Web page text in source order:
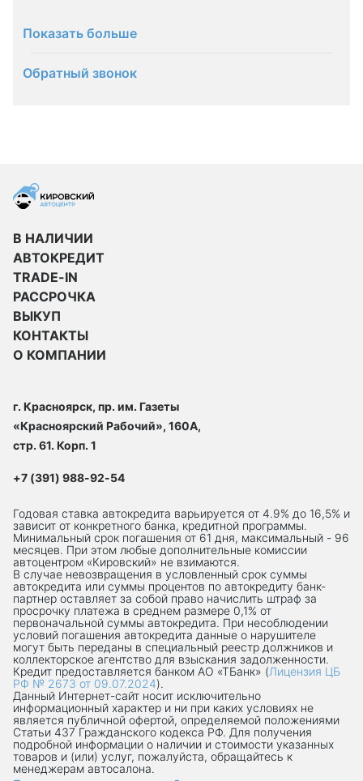
Показать больше
Обратный звонок
В НАЛИЧИИ
АВТОКРЕДИТ
TRADE-IN
РАССРОЧКА
ВЫКУП
КОНТАКТЫ
О КОМПАНИИ
г. Красноярск, пр. им. Газеты
«Красноярский Рабочий», 160А,
стр. 61. Корп. 1
+7 (391) 988-92-54
Годовая ставка автокредита варьируется от 4.9% до 16,5% и
зависит от конкретного банка, кредитной программы.
Минимальный срок погашения от 61 дня, максимальный - 96
месяцев. При этом любые дополнительные комиссии
автоцентром «Кировский» не взимаются.
В случае невозвращения в условленный срок суммы
автокредита или суммы процентов по автокредиту банк-
партнер оставляет за собой право начислить штраф за
просрочку платежа в среднем размере 0,1% от
первоначальной суммы автокредита. При несоблюдении
условий погашения автокредита данные о нарушителе
могут быть переданы в специальный реестр должников и
коллекторское агентство для взыскания задолженности.
Кредит предоставляется банком АО «ТБанк» (Лицензия ЦБ
РФ № 2673 от 09.07.2024).
Данный Интернет-сaйт носит исключительно
информационный характер и ни при каких условиях не
является публичной офертой, определяемой положениями
Статьи 437 Гражданского кодекса РФ. Для получения
подробной информации о наличии и стоимости указанных
товаров и (или) услуг, пожалуйста, обращайтесь к
менеджерам автосалона.